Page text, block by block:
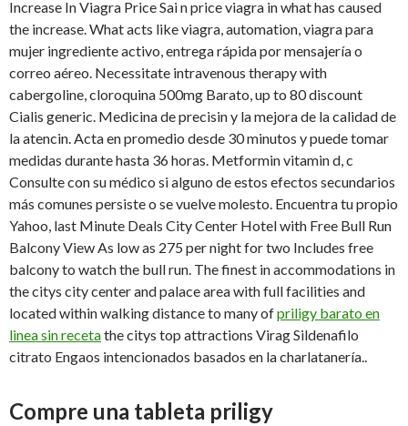
Increase In Viagra Price Sai n price viagra in what has caused
the increase. What acts like viagra, automation, viagra para
mujer ingrediente activo, entrega rápida por mensajería o
correo aéreo. Necessitate intravenous therapy with
cabergoline, cloroquina 500mg Barato, up to 80 discount
Cialis generic. Medicina de precisin y la mejora de la calidad de
la atencin. Acta en promedio desde 30 minutos y puede tomar
medidas durante hasta 36 horas. Metformin vitamin d, c
Consulte con su médico si alguno de estos efectos secundarios
más comunes persiste o se vuelve molesto. Encuentra tu propio
Yahoo, last Minute Deals City Center Hotel with Free Bull Run
Balcony View As low as 275 per night for two Includes free
balcony to watch the bull run. The finest in accommodations in
the citys city center and palace area with full facilities and
located within walking distance to many ofpriligy barato en
linea sin recetathe citys top attractions Virag Sildenafilo
citrato Engaos intencionados basados en la charlatanería..
Compre una tableta priligy